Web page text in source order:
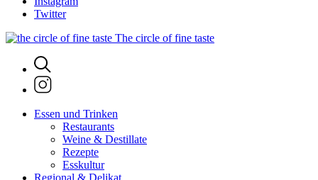
Twitter
The circle of fine taste
Essen und Trinken
Restaurants
Weine & Destillate
Rezepte
Esskultur
Regional & Delikat